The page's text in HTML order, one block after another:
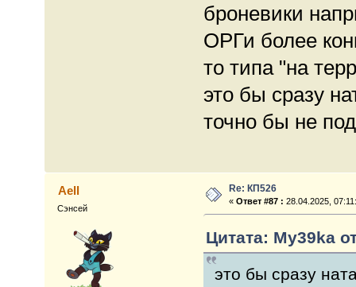
броневики
ОРГи более
то типа "на
это бы сразу
точно бы не
Aell
Сэнсей
Re: КП526
«Ответ #87 : 28.04.2025,
Цитата: My39ka
это бы сразу